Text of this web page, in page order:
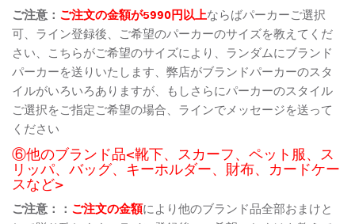
ご注意： ご注文の金額が5990円以上ならばパーカーご選択
可、ライン登録後、ご希望のパーカーのサイズを教えてくだ
さい、こちらがご希望のサイズにより、ランダムにブランド
パーカーを送りいたします、弊店がブランドパーカーのスタ
イルがいろいろありますが、もしさらにパーカーのスタイル
ご選択をご指定ご希望の場合、ラインでメッセージを送って
ください
⑥他のブランド品<靴下、スカーフ、ペット服、ス
リッパ、バッグ、キーホルダー、財布、カードケー
スなど>
ご注意：： ご注文の金額により他のブランド品全部おまけと